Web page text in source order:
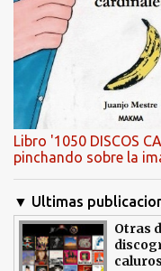
Libro '1050 DISCOS
pinchando sobre la
▼ Ultimas
Otras